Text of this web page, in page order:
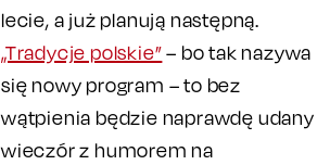
lecie, a już planują następną.
„Tradycje polskie”– bo tak nazywa
się nowy program – to bez
wątpienia będzie naprawdę udany
wieczór z humorem na